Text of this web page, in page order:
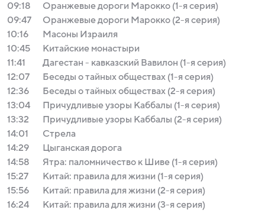
09:18
Оранжевые дороги Марокко (1-я серия)
09:47
Оранжевые дороги Марокко (2-я серия)
10:16
Масоны Израиля
10:45
Китайские монастыри
11:41
Дагестан - кавказский Вавилон (1-я серия)
12:07
Беседы о тайных обществах (1-я серия)
12:36
Беседы о тайных обществах (2-я серия)
13:04
Причудливые узоры Каббалы (1-я серия)
13:32
Причудливые узоры Каббалы (2-я серия)
14:01
Стрела
14:29
Цыганская дорога
14:58
Ятра: паломничество к Шиве (1-я серия)
15:27
Китай: правила для жизни (1-я серия)
15:56
Китай: правила для жизни (2-я серия)
16:24
Китай: правила для жизни (3-я серия)